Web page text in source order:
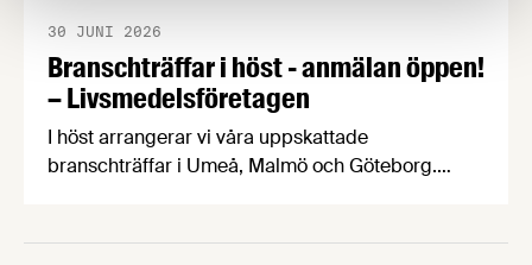
Branschträffar i höst - anmälan öppen!
– Livsmedelsföretagen
30 JUNI 2026
I höst arrangerar vi våra uppskattade
branschträffar i Umeå, Malmö och Göteborg.
kan träffa branschkollegor och utbyta